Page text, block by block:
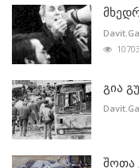
10703
გია
შოთა